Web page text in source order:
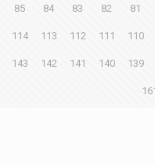
81
82
83
84
85
110
111
112
113
114
139
140
141
142
143